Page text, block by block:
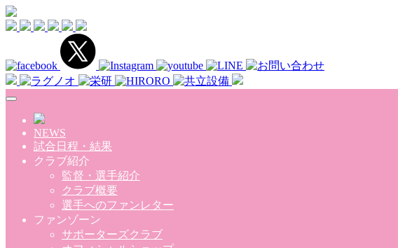
Skip to main content
NEWS
試合日程・結果
クラブ紹介
監督・選手紹介
クラブ概要
選手へのファンレター
ファンゾーン
サポーターズクラブ